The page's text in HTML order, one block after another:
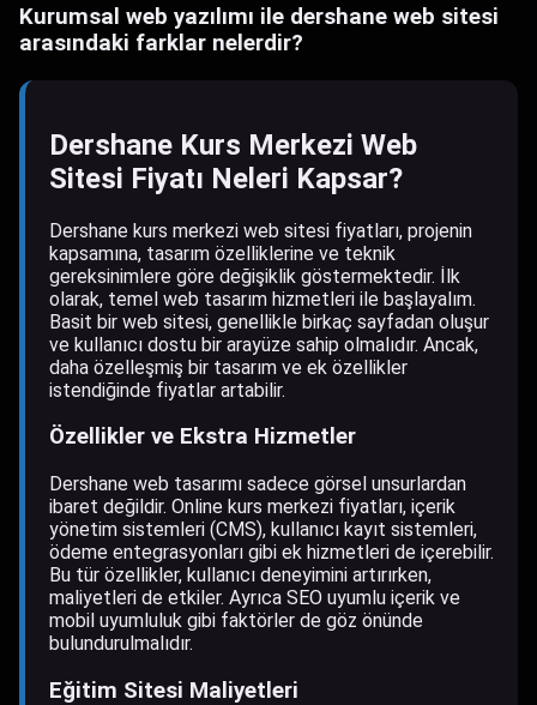
Kurumsal web yazılımı ile dershane web sitesi
arasındaki farklar nelerdir?
Dershane Kurs Merkezi Web
Sitesi Fiyatı Neleri Kapsar?
Dershane kurs merkezi web sitesi fiyatları, projenin
kapsamına, tasarım özelliklerine ve teknik
gereksinimlere göre değişiklik göstermektedir. İlk
olarak, temel web tasarım hizmetleri ile başlayalım.
Basit bir web sitesi, genellikle birkaç sayfadan oluşur
ve kullanıcı dostu bir arayüze sahip olmalıdır. Ancak,
daha özelleşmiş bir tasarım ve ek özellikler
istendiğinde fiyatlar artabilir.
Özellikler ve Ekstra Hizmetler
Dershane web tasarımı sadece görsel unsurlardan
ibaret değildir. Online kurs merkezi fiyatları, içerik
yönetim sistemleri (CMS), kullanıcı kayıt sistemleri,
ödeme entegrasyonları gibi ek hizmetleri de içerebilir.
Bu tür özellikler, kullanıcı deneyimini artırırken,
maliyetleri de etkiler. Ayrıca SEO uyumlu içerik ve
mobil uyumluluk gibi faktörler de göz önünde
bulundurulmalıdır.
Eğitim Sitesi Maliyetleri